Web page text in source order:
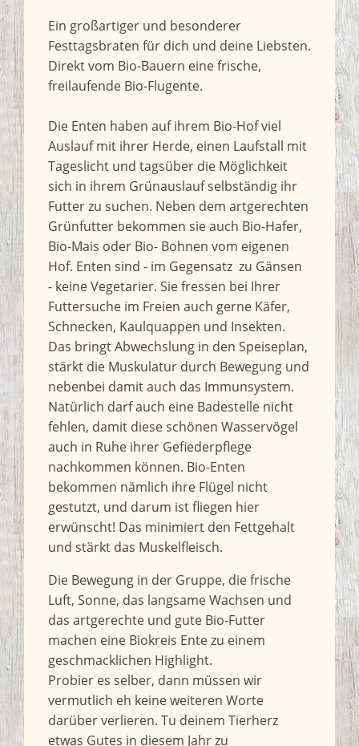
Ein großartiger und besonderer
Festtagsbraten für dich und deine Liebsten.
Direkt vom Bio-Bauern eine frische,
freilaufende Bio-Flugente.
Die Enten haben auf ihrem Bio-Hof viel
Auslauf mit ihrer Herde, einen Laufstall mit
Tageslicht und tagsüber die Möglichkeit
sich in ihrem Grünauslauf selbständig ihr
Futter zu suchen. Neben dem artgerechten
Grünfutter bekommen sie auch Bio-Hafer,
Bio-Mais oder Bio- Bohnen vom eigenen
Hof. Enten sind - im Gegensatz zu Gänsen
- keine Vegetarier. Sie fressen bei Ihrer
Futtersuche im Freien auch gerne Käfer,
Schnecken, Kaulquappen und Insekten.
Das bringt Abwechslung in den Speiseplan,
stärkt die Muskulatur durch Bewegung und
nebenbei damit auch das Immunsystem.
Natürlich darf auch eine Badestelle nicht
fehlen, damit diese schönen Wasservögel
auch in Ruhe ihrer Gefiederpflege
nachkommen können. Bio-Enten
bekommen nämlich ihre Flügel nicht
gestutzt, und darum ist fliegen hier
erwünscht! Das minimiert den Fettgehalt
und stärkt das Muskelfleisch.
Die Bewegung in der Gruppe, die frische
Luft, Sonne, das langsame Wachsen und
das artgerechte und gute Bio-Futter
machen eine Biokreis Ente zu einem
geschmacklichen Highlight.
Probier es selber, dann müssen wir
vermutlich eh keine weiteren Worte
darüber verlieren. Tu deinem Tierherz
etwas Gutes in diesem Jahr zu